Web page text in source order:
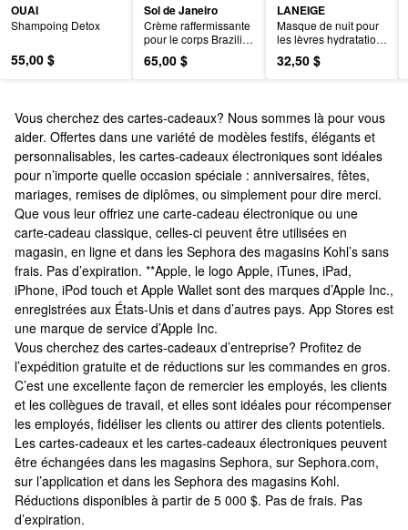
OUAI
Shampoing Detox
55,00 $
Sol de Janeiro
Crème raffermissante
pour le corps Brazilian
Bum Bum
rechargeable avec
65,00 $
LANEIGE
Masque de nuit pour
les lèvres hydratation
intense avec
vitamine C
32,50 $
Vous cherchez des cartes-cadeaux? Nous sommes là pour vous
aider. Offertes dans une variété de modèles festifs, élégants et
personnalisables, les cartes-cadeaux électroniques sont idéales
pour n’importe quelle occasion spéciale : anniversaires, fêtes,
mariages, remises de diplômes, ou simplement pour dire merci.
Que vous leur offriez une carte-cadeau électronique ou une
carte-cadeau classique, celles-ci peuvent être utilisées en
magasin, en ligne et dans les Sephora des magasins Kohl’s sans
frais. Pas d’expiration. **Apple, le logo Apple, iTunes, iPad,
iPhone, iPod touch et Apple Wallet sont des marques d’Apple Inc.,
enregistrées aux États-Unis et dans d’autres pays. App Stores est
une marque de service d’Apple Inc.
Vous cherchez des cartes-cadeaux d’entreprise? Profitez de
l’expédition gratuite et de réductions sur les commandes en gros.
C’est une excellente façon de remercier les employés, les clients
et les collègues de travail, et elles sont idéales pour récompenser
les employés, fidéliser les clients ou attirer des clients potentiels.
Les cartes-cadeaux et les cartes-cadeaux électroniques peuvent
être échangées dans les magasins Sephora, sur Sephora.com,
sur l’application et dans les Sephora des magasins Kohl.
Réductions disponibles à partir de 5 000 $. Pas de frais. Pas
d’expiration.